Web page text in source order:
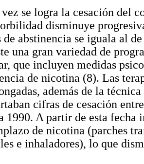
se logra la cesación del
disminuye
de abstinencia se iguala al
una gran variedad de
que incluyen medidas
de nicotina (8). Las
además de la
cifras de cesación
1990. A partir de esta fecha
de nicotina (parches
e inhaladores), lo que